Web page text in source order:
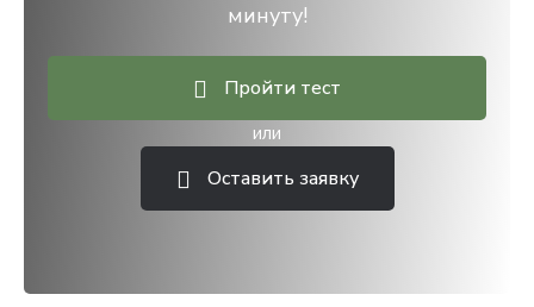
минуту!
Пройти тест
или
Оставить заявку